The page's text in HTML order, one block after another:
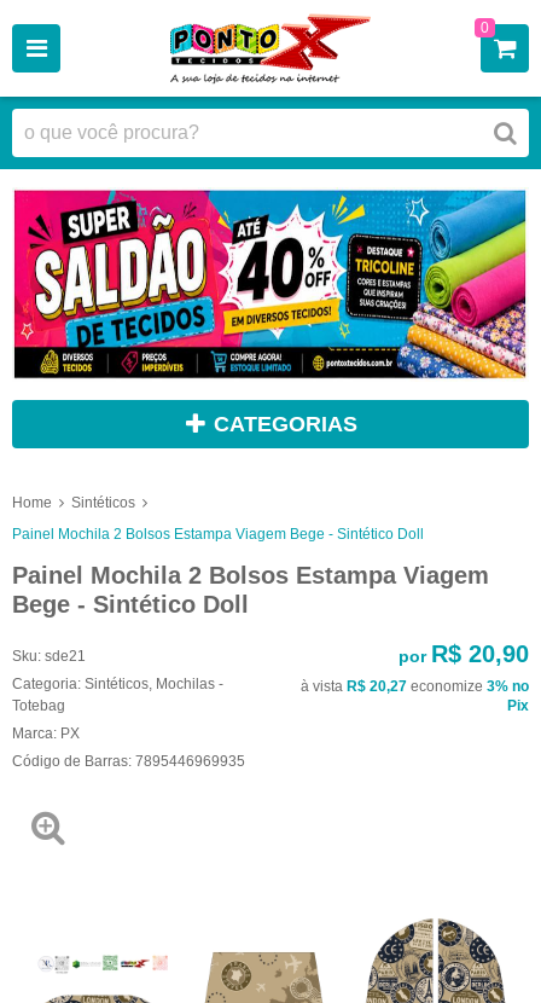
0
CATEGORIAS
Home
Sintéticos
Painel Mochila 2 Bolsos Estampa Viagem Bege - Sintético Doll
Painel Mochila 2 Bolsos Estampa Viagem
Bege - Sintético Doll
Sku: sde21
Categoria: Sintéticos, Mochilas -
Totebag
Marca: PX
Código de Barras: 7895446969935
por R$ 20,90
à vista R$ 20,27 economize 3% no
Pix